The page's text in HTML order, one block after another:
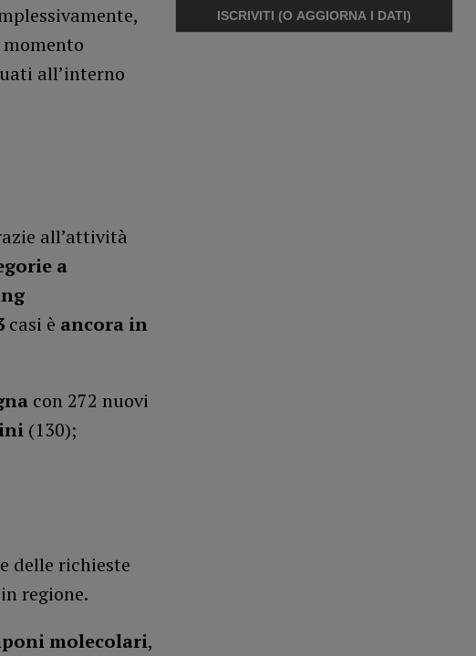
all’interno
all’attività
a
casi è ancora in
con 272 nuovi
(130);
delle richieste
regione.
molecolari,